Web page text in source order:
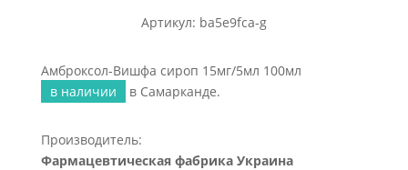
Артикул: ba5e9fca-g
Амброксол-Вишфа сироп 15мг/5мл 100мл
в наличии
в Самарканде.
Производитель:
Фармацевтическая фабрика Украина